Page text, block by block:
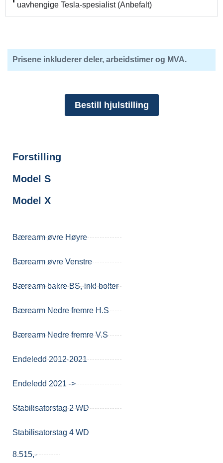
uavhengige Tesla-spesialist (Anbefalt)
Prisene inkluderer deler, arbeidstimer og MVA.
Bestill hjulstilling
Forstilling
Model S
Model X
Bærearm øvre Høyre
Bærearm øvre Venstre
Bærearm bakre BS, inkl bolter
Bærearm Nedre fremre H.S
Bærearm Nedre fremre V.S
Endeledd 2012-2021
Endeledd 2021 ->
Stabilisatorstag 2 WD
Stabilisatorstag 4 WD
8.515,-